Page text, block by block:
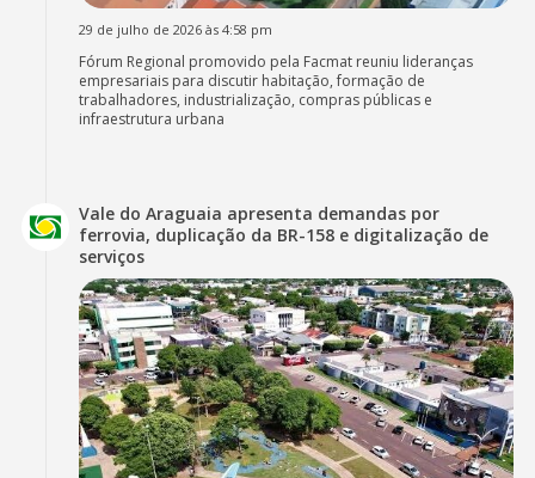
29 de julho de 2026 às 4:58 pm
Fórum Regional promovido pela Facmat reuniu lideranças
empresariais para discutir habitação, formação de
trabalhadores, industrialização, compras públicas e
infraestrutura urbana
Vale do Araguaia apresenta demandas por
ferrovia, duplicação da BR-158 e digitalização de
serviços